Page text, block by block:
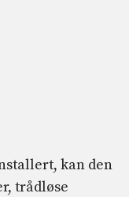
kan den
trådløse